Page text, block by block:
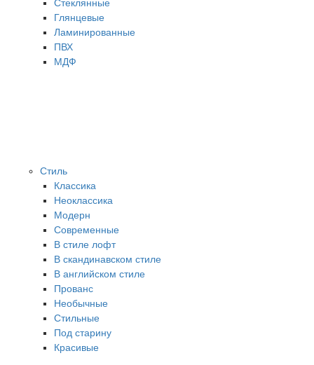
Стеклянные
Глянцевые
Ламинированные
ПВХ
МДФ
Стиль
Классика
Неоклассика
Модерн
Современные
В стиле лофт
В скандинавском стиле
В английском стиле
Прованс
Необычные
Стильные
Под старину
Красивые